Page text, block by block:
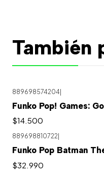
También
889698574204
Funko Pop! Games:
$14.500
889698810722
Funko Pop Batman
$32.990